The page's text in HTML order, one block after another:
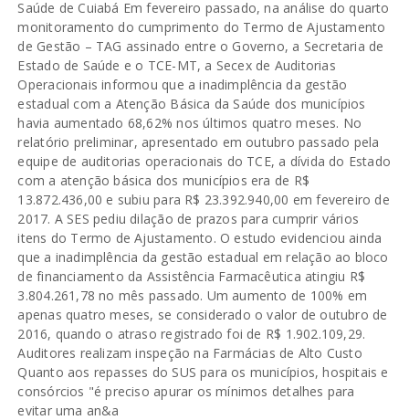
Saúde de Cuiabá Em fevereiro passado, na análise do quarto
monitoramento do cumprimento do Termo de Ajustamento
de Gestão – TAG assinado entre o Governo, a Secretaria de
Estado de Saúde e o TCE-MT, a Secex de Auditorias
Operacionais informou que a inadimplência da gestão
estadual com a Atenção Básica da Saúde dos municípios
havia aumentado 68,62% nos últimos quatro meses. No
relatório preliminar, apresentado em outubro passado pela
equipe de auditorias operacionais do TCE, a dívida do Estado
com a atenção básica dos municípios era de R$
13.872.436,00 e subiu para R$ 23.392.940,00 em fevereiro de
2017. A SES pediu dilação de prazos para cumprir vários
itens do Termo de Ajustamento. O estudo evidenciou ainda
que a inadimplência da gestão estadual em relação ao bloco
de financiamento da Assistência Farmacêutica atingiu R$
3.804.261,78 no mês passado. Um aumento de 100% em
apenas quatro meses, se considerado o valor de outubro de
2016, quando o atraso registrado foi de R$ 1.902.109,29.
Auditores realizam inspeção na Farmácias de Alto Custo
Quanto aos repasses do SUS para os municípios, hospitais e
consórcios "é preciso apurar os mínimos detalhes para
evitar uma an&a